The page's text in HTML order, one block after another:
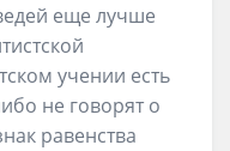
еще лучше
учении есть
не говорят о
равенства